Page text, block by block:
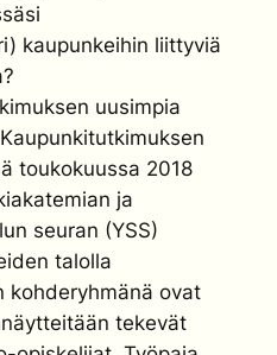
kaupunkeihin liittyviä
uusimpia
toukokuussa 2018
ja
seuran (YSS)
talolla
kohderyhmänä ovat
tekevät